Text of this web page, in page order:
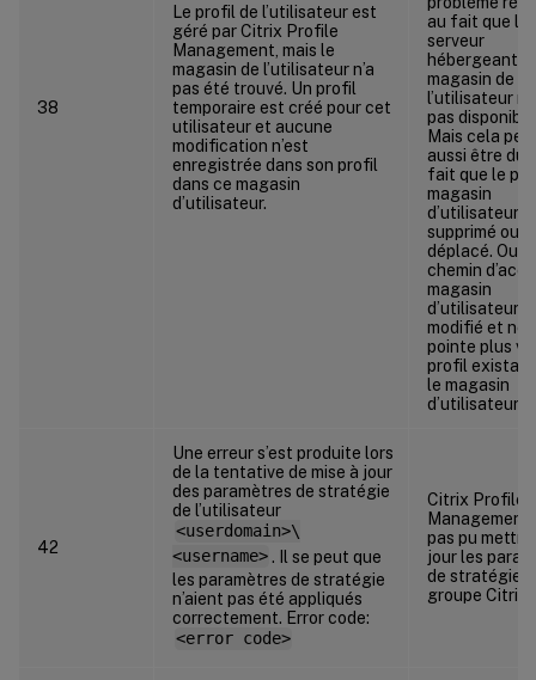
38
Le profil de l’utilisateur est
géré par Citrix Profile
Management, mais le
magasin de l’utilisateur n’a
pas été trouvé. Un profil
temporaire est créé pour cet
utilisateur et aucune
modification n’est
enregistrée dans son profil
dans ce magasin
d’utilisateur.
au fait que le
serveur
hébergeant le
magasin de
l’utilisateur
pas
Mais cela
aussi être dû
fait que le
magasin
d’utilisateur
supprimé ou
déplacé. Ou
chemin
magasin
d’utilisateur
modifié et ne
pointe plus
profil
le magasin
d’utilisateur.
42
Une erreur s’est produite lors
de la tentative de mise à jour
des paramètres de stratégie
de l’utilisateur
<userdomain>\
<username>. Il se peut que
les paramètres de stratégie
n’aient pas été appliqués
correctement. Error code:
<error code>
Citrix Profile
Management
pas pu mettre
jour les
de stratégie
groupe Citrix.